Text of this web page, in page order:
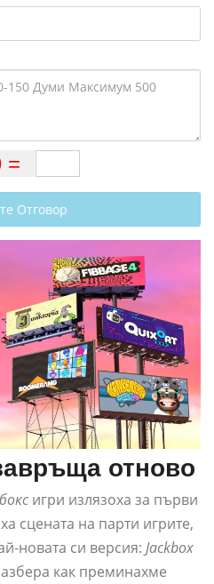
Отговор
отново
игри излязоха за първи
сцената на парти игрите,
новата си версия: Jackbox
как преминахме